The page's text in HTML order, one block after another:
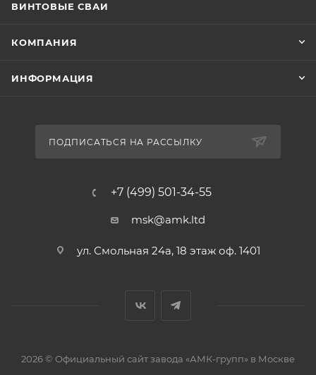
ВИНТОВЫЕ СВАИ
КОМПАНИЯ
ИНФОРМАЦИЯ
ПОДПИСАТЬСЯ НА РАССЫЛКУ
+7 (499) 501-34-55
msk@amk.ltd
ул. Смольная 24а, 18 этаж оф. 1401
2026 © Официальный сайт завода «АМК-групп» в Москве